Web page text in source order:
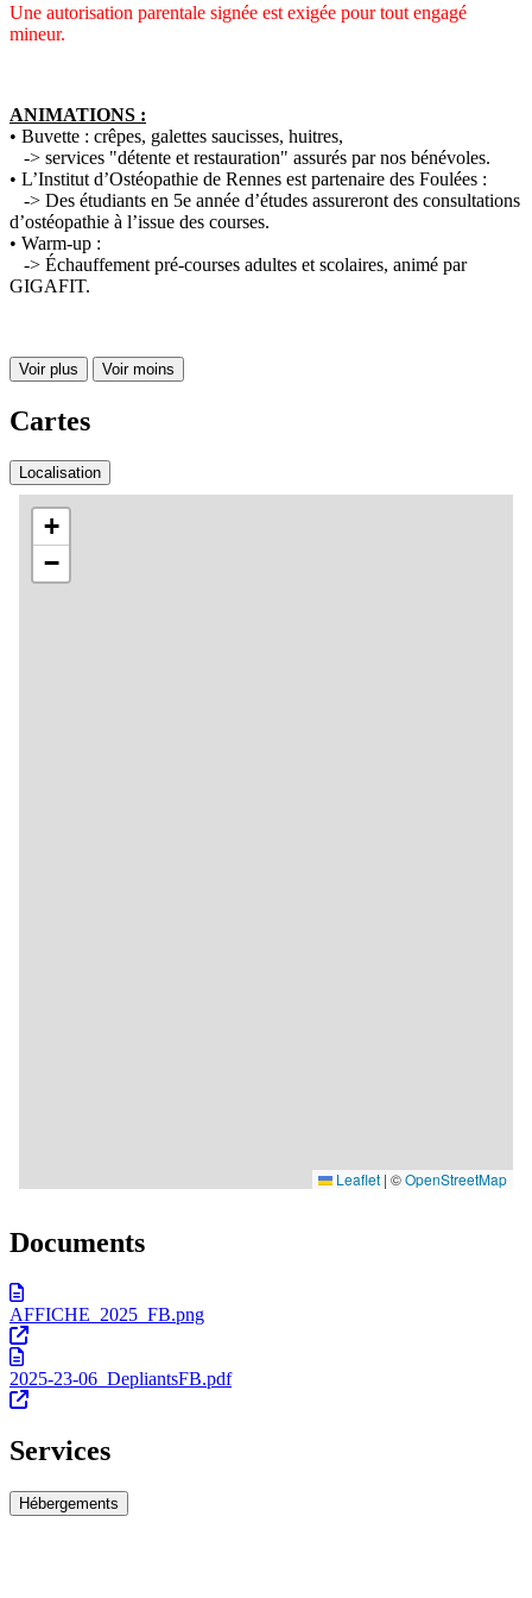
Une autorisation parentale signée est exigée pour tout engagé
mineur.
ANIMATIONS :
• Buvette : crêpes, galettes saucisses, huitres,
-> services "détente et restauration" assurés par nos bénévoles.
• L’Institut d’Ostéopathie de Rennes est partenaire des Foulées :
-> Des étudiants en 5e année d’études assureront des consultations
d’ostéopathie à l’issue des courses.
• Warm-up :
-> Échauffement pré-courses adultes et scolaires, animé par
GIGAFIT.
Voir plus Voir moins
Cartes
Localisation
Documents
AFFICHE_2025_FB.png
2025-23-06_DepliantsFB.pdf
Services
Hébergements